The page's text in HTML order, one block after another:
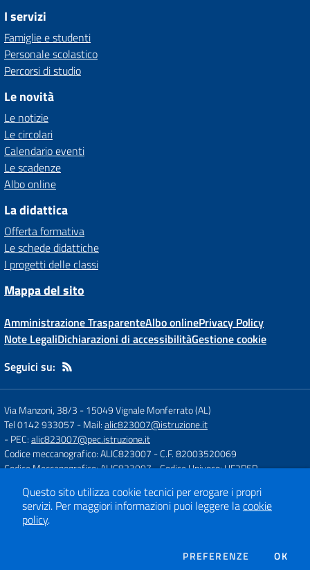
I servizi
Famiglie e studenti
Personale scolastico
Percorsi di studio
Le novità
Le notizie
Le circolari
Calendario eventi
Le scadenze
Albo online
La didattica
Offerta formativa
Le schede didattiche
I progetti delle classi
Mappa del sito
Amministrazione TrasparenteAlbo onlinePrivacy Policy
Note LegaliDichiarazioni di accessibilitàGestione cookie
Seguici su:
Via Manzoni, 38/3 -15049 Vignale Monferrato (AL)
Tel 0142 933057 - Mail:alic823007@istruzione.it
- PEC:alic823007@pec.istruzione.it
Codice meccanografico: ALIC823007 - C.F. 82003520069
Codice Meccanografico: ALIC823007- Codice Univoco: UF2P5P
Concept & Design by
Designers Italia
Questo sito utilizza cookie tecnici per erogare i propri
servizi. Per maggiori informazioni puoi leggere lacookie
policy.
PREFERENZE DEI COOKIE
OK